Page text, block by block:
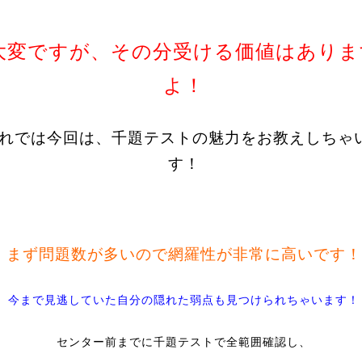
変ですが、その分受ける価値はあり
よ！
では今回は、千題テストの魅力をお教えしちゃ
す！
まず問題数が多いので網羅性が非常に高いです！
今まで見逃していた自分の隠れた弱点も見つけられちゃいます！
センター前までに千題テストで全範囲確認し、